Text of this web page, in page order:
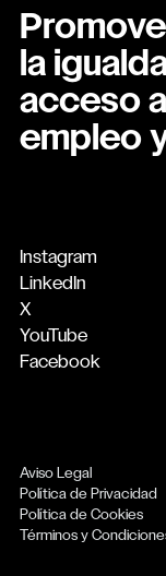
la
acceso
empleo
Instagram
LinkedIn
X
YouTube
Facebook
Aviso Legal
Política de Privacidad
Política de Cookies
Términos y